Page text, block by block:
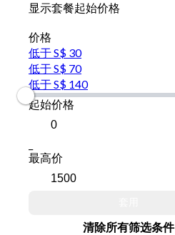
显示套餐起始价格
价格
低于 S$ 30
低于 S$ 70
低于 S$ 140
起始价格
最高价
清除所有筛选条件